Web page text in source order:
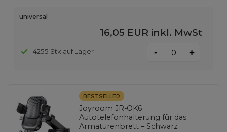
universal
16,05 EUR inkl. MwSt
4255 Stk auf Lager - +
BESTSELLER
Joyroom JR-OK6
Autotelefonhalterung für das
Armaturenbrett – Schwarz